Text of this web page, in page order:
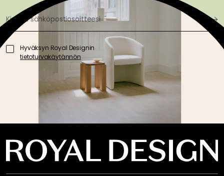
Hyväksyn Royal Designin
tietoturvakäytännön